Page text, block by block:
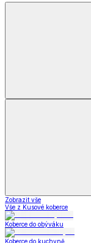
Zobrazit vše
Vše z Kusové koberce
Koberce do obýváku
Koberce do kuchyně